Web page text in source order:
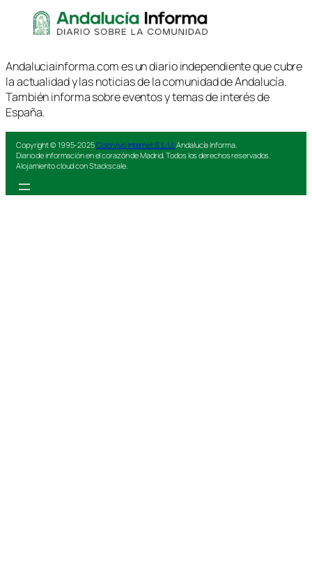
Andaluciainforma.com es un diario independiente que cubre
la actualidad y las noticias de la comunidad de Andalucía.
También informa sobre eventos y temas de interés de
España.
Copyright © 1995-2025Colorvivo Internet S.L.U. Andalucía Informa.
Diario de información en el corazón de Madrid. Todos los derechos reservados.
Alojamiento cloud con Stackscale.